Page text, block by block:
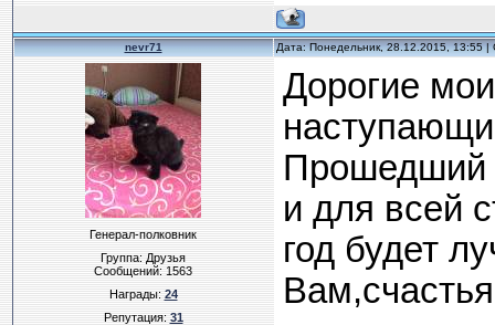
nevr71 Дата: Понедельник, 28.12.2015, 13:55
Генерал-полковник
Группа: Друзья
Сообщений:1563
Награды:24
Репутация:31
Дорогие
Прошедший
и для всей
год будет